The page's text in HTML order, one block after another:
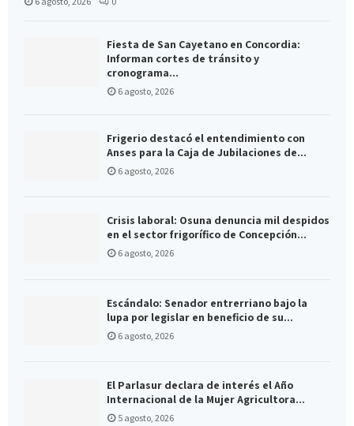
Fiesta de San Cayetano en Concordia:
Informan cortes de tránsito y
cronograma...
6 agosto, 2026
Frigerio destacó el entendimiento con
Anses para la Caja de Jubilaciones de...
6 agosto, 2026
Crisis laboral: Osuna denuncia mil despidos
en el sector frigorífico de Concepción...
6 agosto, 2026
Escándalo: Senador entrerriano bajo la
lupa por legislar en beneficio de su...
6 agosto, 2026
El Parlasur declara de interés el Año
Internacional de la Mujer Agricultora...
5 agosto, 2026